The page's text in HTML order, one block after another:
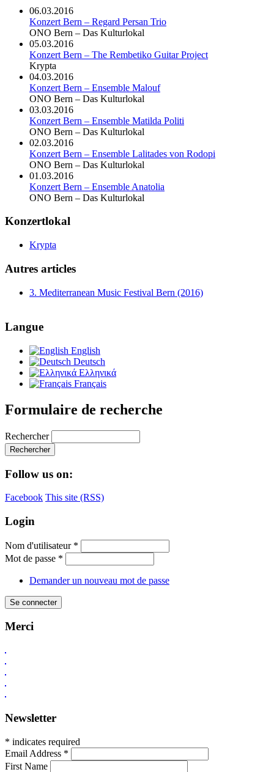
06.03.2016
Konzert Bern – Regard Persan Trio
ONO Bern – Das Kulturlokal
05.03.2016
Konzert Bern – The Rembetiko Guitar Project
Krypta
04.03.2016
Konzert Bern – Ensemble Malouf
ONO Bern – Das Kulturlokal
03.03.2016
Konzert Bern – Ensemble Matilda Politi
ONO Bern – Das Kulturlokal
02.03.2016
Konzert Bern – Ensemble Lalitades von Rodopi
ONO Bern – Das Kulturlokal
01.03.2016
Konzert Bern – Ensemble Anatolia
ONO Bern – Das Kulturlokal
Konzertlokal
Krypta
Autres articles
3. Mediterranean Music Festival Bern (2016)
Langue
English
Deutsch
Ελληνικά
Français
Formulaire de recherche
Rechercher
Follow us on:
Facebook This site (RSS)
Login
Nom d'utilisateur *
Mot de passe *
Demander un nouveau mot de passe
Merci
Newsletter
* indicates required
Email Address *
First Name